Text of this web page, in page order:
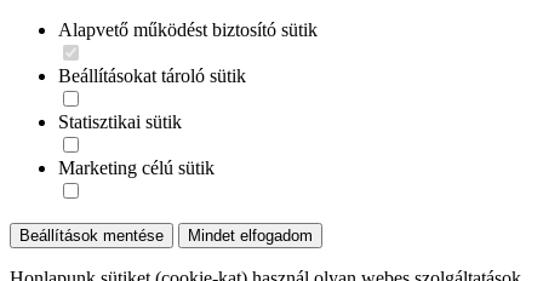
Alapvető működést biztosító sütik
Beállításokat tároló sütik
Statisztikai sütik
Marketing célú sütik
Beállítások mentése Mindet elfogadom